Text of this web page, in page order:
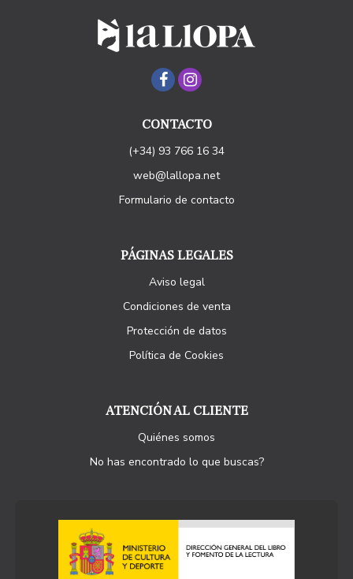
CONTACTO
(+34) 93 766 16 34
web@lallopa.net
Formulario de contacto
PÁGINAS LEGALES
Aviso legal
Condiciones de venta
Protección de datos
Política de Cookies
ATENCIÓN AL CLIENTE
Quiénes somos
No has encontrado lo que buscas?